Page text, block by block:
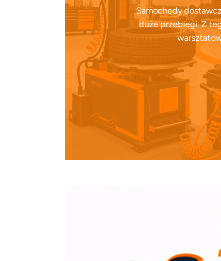
Samochody
duże przebiegi. Z